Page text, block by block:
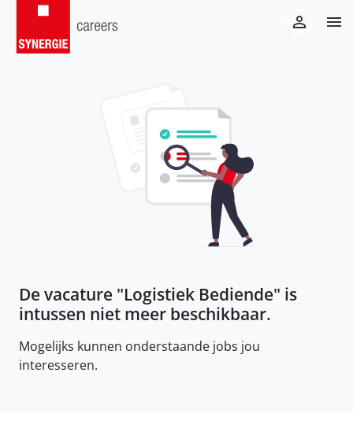
De vacature "Logistiek Bediende" is
intussen niet meer beschikbaar.
Mogelijks kunnen onderstaande jobs jou
interesseren.